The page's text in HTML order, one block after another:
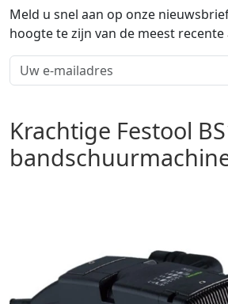
Meld u snel aan op onze
hoogte te zijn van de meest
Krachtige Festool